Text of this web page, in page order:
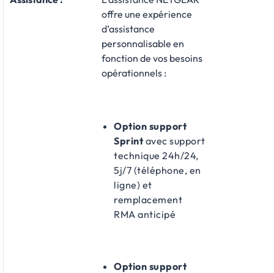
offre une expérience
d’assistance
personnalisable en
fonction de vos besoins
opérationnels :
Option support
Sprintavec support
technique 24h/24,
5j/7 (téléphone, en
ligne) et
remplacement
RMA anticipé
Option support